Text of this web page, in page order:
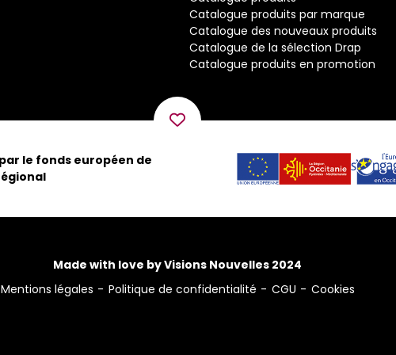
Catalogue produits par marque
Catalogue des nouveaux produits
Catalogue de la sélection Drap
Catalogue produits en promotion
le fonds européen de
Made with love by Visions Nouvelles 2024
Mentions légales
Politique de confidentialité CGU Cookies